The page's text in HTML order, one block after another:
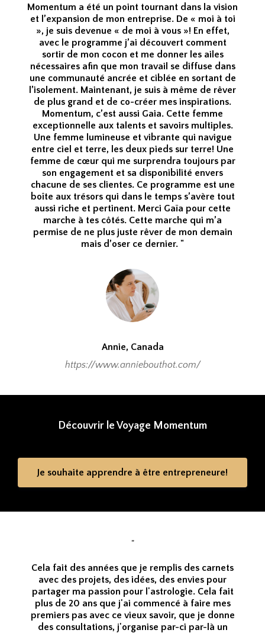
Momentum a été un point tournant dans la vision
et l’expansion de mon entreprise. De « moi à toi
», je suis devenue « de moi à vous »! En effet,
avec le programme j’ai découvert comment
sortir de mon cocon et me donner les ailes
nécessaires afin que mon travail se diffuse dans
une communauté ancrée et ciblée en sortant de
l’isolement. Maintenant, je suis à même de rêver
de plus grand et de co-créer mes inspirations.
Momentum, c’est aussi Gaia. Cette femme
exceptionnelle aux talents et savoirs multiples.
Une femme lumineuse et vibrante qui navigue
entre ciel et terre, les deux pieds sur terre! Une
femme de cœur qui me surprendra toujours par
son engagement et sa disponibilité envers
chacune de ses clientes. Ce programme est une
boîte aux trésors qui dans le temps s’avère tout
aussi riche et pertinent. Merci Gaïa pour cette
marche à tes côtés. Cette marche qui m’a
permise de ne plus juste rêver de mon demain
mais d’oser ce dernier. "
Annie, Canada
https://www.anniebouthot.com/
Découvrir le Voyage Momentum
Je souhaite apprendre à être entrepreneure!
"
Cela fait des années que je remplis des carnets
avec des projets, des idées, des envies pour
partager ma passion pour l'astrologie. Cela fait
plus de 20 ans que j'ai commencé à faire mes
premiers pas avec ce vieux savoir, que je donne
des consultations, j'organise par-ci par-là un